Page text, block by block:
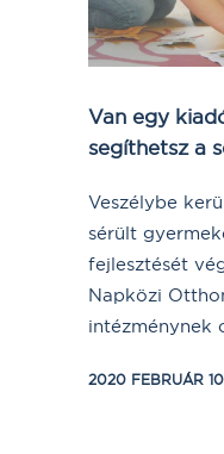
Van egy
segíthetsz a
Veszélybe
sérült
fejlesztését
Napközi
intézménynek
2020 FEBRUÁR